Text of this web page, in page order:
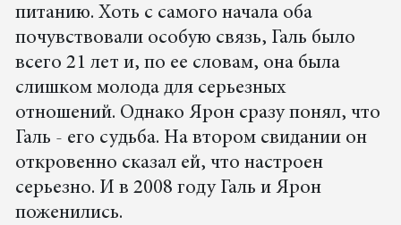
питанию. Хоть с самого начала оба
почувствовали особую связь, Галь было
всего 21 лет и, по ее словам, она была
слишком молода для серьезных
отношений. Однако Ярон сразу понял, что
Галь - его судьба. На втором свидании он
откровенно сказал ей, что настроен
серьезно. И в 2008 году Галь и Ярон
поженились.